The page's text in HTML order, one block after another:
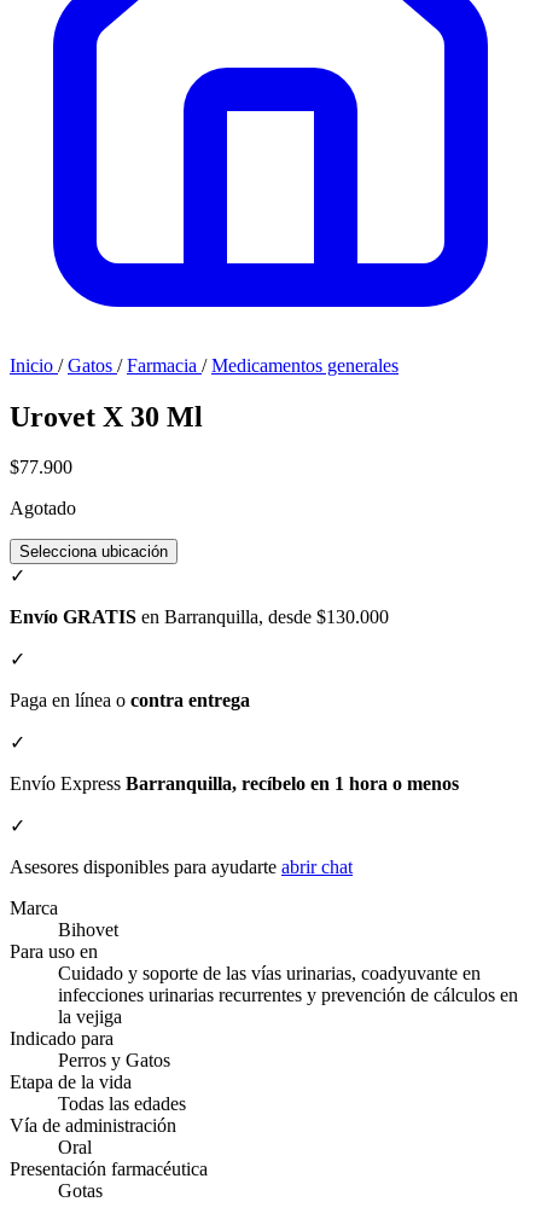
Inicio / Gatos / Farmacia / Medicamentos generales
Urovet X 30 Ml
$77.900
Agotado
Selecciona ubicación
✓
Envío GRATIS en Barranquilla, desde $130.000
✓
Paga en línea o contra entrega
✓
Envío Express Barranquilla, recíbelo en 1 hora o menos
✓
Asesores disponibles para ayudarte abrir chat
Marca
Bihovet
Para uso en
Cuidado y soporte de las vías urinarias, coadyuvante en
infecciones urinarias recurrentes y prevención de cálculos en
la vejiga
Indicado para
Perros y Gatos
Etapa de la vida
Todas las edades
Vía de administración
Oral
Presentación farmacéutica
Gotas